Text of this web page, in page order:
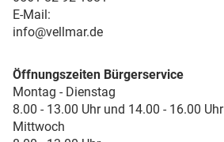
E-Mail:
info@vellmar.de
Öffnungszeiten Bürgerservice
Montag - Dienstag
8.00 - 13.00 Uhr und 14.00 - 16.00 Uhr
Mittwoch